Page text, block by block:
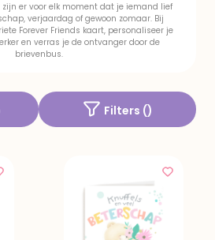
zijn er voor elk moment dat je iemand lief
verjaardag of gewoon zomaar. Bij
Forever Friends kaart, personaliseer je
en verras je de ontvanger door de
brievenbus.
Filters ()